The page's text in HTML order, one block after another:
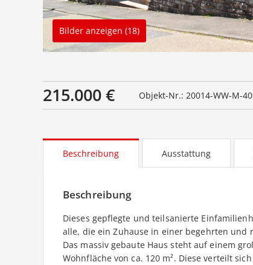
Bilder anzeigen (18)
215.000 € Objekt-Nr.: 20014-WW-M-
Beschreibung Ausstattung
Beschreibung
Dieses gepflegte und teilsanierte
alle, die ein Zuhause in einer begehrten und
Das massiv gebaute Haus steht auf einem
Wohnfläche von ca. 120 m². Diese verteilt